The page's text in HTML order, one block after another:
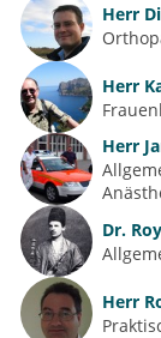
Herr
Herr
Herr
Dr.
Herr